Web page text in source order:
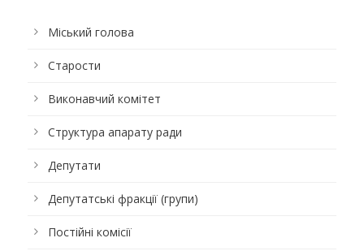
Міський голова
Старости
Виконавчий комітет
Структура апарату ради
Депутати
Депутатські фракції (групи)
Постійні комісії